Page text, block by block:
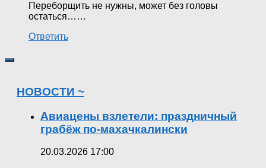
Переборщить не нужны, может без головы
остаться……
Ответить
НОВОСТИ ~
Авиацены взлетели: праздничный
грабёж по-махачкалински
20.03.2026 17:00